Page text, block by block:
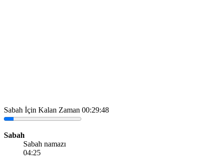
Sabah İçin Kalan Zaman 00:29:48
Sabah
Sabah namazı
04:25